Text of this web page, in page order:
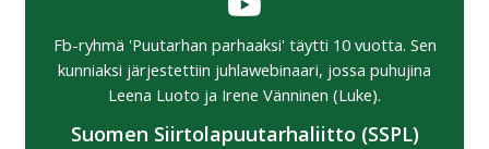
Fb-ryhmä 'Puutarhan parhaaksi' täytti 10 vuotta. Sen
kunniaksi järjestettiin juhlawebinaari, jossa puhujina
Leena Luoto ja Irene Vänninen (Luke).
Suomen Siirtolapuutarhaliitto (SSPL)